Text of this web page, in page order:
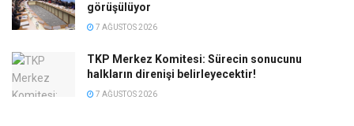
görüşülüyor
7 AĞUSTOS 2026
TKP Merkez Komitesi: Sürecin sonucunu
halkların direnişi belirleyecektir!
7 AĞUSTOS 2026